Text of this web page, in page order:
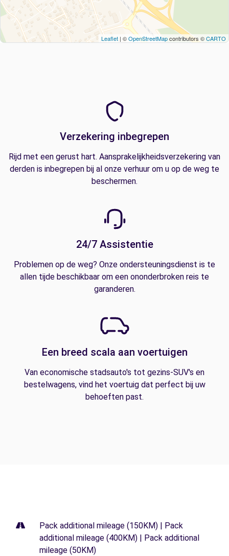
Leaflet | ©OpenStreetMapcontributors ©CARTO
Verzekering inbegrepen
Rijd met een gerust hart. Aansprakelijkheidsverzekering van
derden is inbegrepen bij al onze verhuur om u op de weg te
beschermen.
24/7 Assistentie
Problemen op de weg? Onze ondersteuningsdienst is te
allen tijde beschikbaar om een ononderbroken reis te
garanderen.
Een breed scala aan voertuigen
Van economische stadsauto's tot gezins-SUV's en
bestelwagens, vind het voertuig dat perfect bij uw
behoeften past.
Pack additional mileage (150KM) | Pack
additional mileage (400KM) | Pack additional
mileage (50KM)